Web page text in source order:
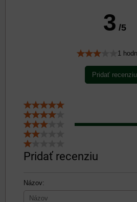
3 /5
1
Pridať recenziu
Pridať recenziu
Názov: